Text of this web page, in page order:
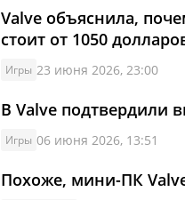
Valve объяснила,
стоит от 1050
Игры 23 июня 2026, 23:00
В Valve подтвердили
Игры 06 июня 2026, 13:51
Похоже, мини-ПК